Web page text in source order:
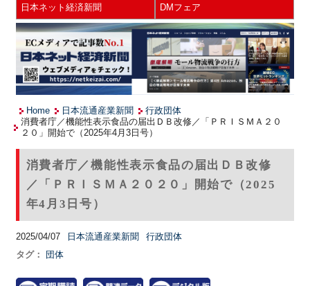
日本ネット経済新聞 DMフェア
Home 日本流通産業新聞
行政団体
消費者庁／機能性表示食品の届出ＤＢ改修／「ＰＲＩＳＭＡ２０
２０」開始で（2025年4月3日号）
消費者庁／機能性表示食品の届出ＤＢ改修
／「ＰＲＩＳＭＡ２０２０」開始で（2025
年4月3日号）
2025/04/07 日本流通産業新聞
行政団体
タグ：
団体